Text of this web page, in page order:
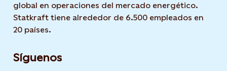
global en operaciones del mercado energético.
Statkraft tiene alrededor de 6.500 empleados en
20 países.
Síguenos